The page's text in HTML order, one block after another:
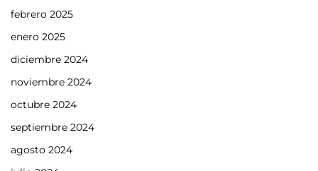
febrero 2025
enero 2025
diciembre 2024
noviembre 2024
octubre 2024
septiembre 2024
agosto 2024